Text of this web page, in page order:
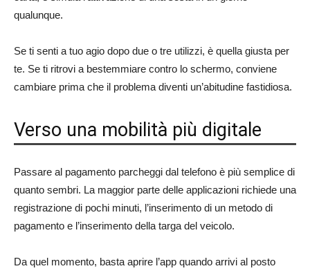
qualunque.
Se ti senti a tuo agio dopo due o tre utilizzi, è quella giusta per
te. Se ti ritrovi a bestemmiare contro lo schermo, conviene
cambiare prima che il problema diventi un’abitudine fastidiosa.
Verso una mobilità più digitale
Passare al pagamento parcheggi dal telefono è più semplice di
quanto sembri. La maggior parte delle applicazioni richiede una
registrazione di pochi minuti, l’inserimento di un metodo di
pagamento e l’inserimento della targa del veicolo.
Da quel momento, basta aprire l’app quando arrivi al posto